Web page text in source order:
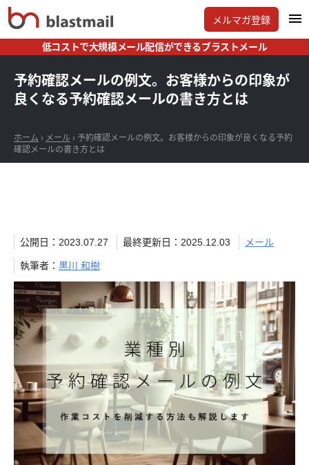
メルマガ登録
低コストで大規模メール配信ができるブラストメール
予約確認メールの例文。お客様からの印象が
良くなる予約確認メールの書き方とは
ホーム › メール › 予約確認メールの例文。お客様からの印象が良くなる予約
確認メールの書き方とは
公開日：2023.07.27 最終更新日：2025.12.03 メール
執筆者： 黒川 和樹